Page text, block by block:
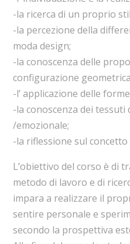
-la ricerca di un proprio
-la percezione della
moda design;
-la conoscenza delle
configurazione
-l’ applicazione delle
-la conoscenza dei
/emozionale;
-la riflessione sul
L’obiettivo del corso è di
metodo di lavoro e di
impara a realizzare il
sentire personale e
secondo la prospettiva